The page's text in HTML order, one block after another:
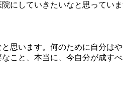
にしていきたいなと思っていま
思います。何のために自分は
こと、本当に、今自分が成す